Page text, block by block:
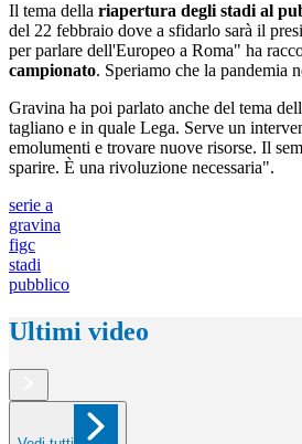
Il tema della riapertura degli stadi al
del 22 febbraio dove a sfidarlo sarà il
per parlare dell'Europeo a Roma" ha
campionato. Speriamo che la pandemia
Gravina ha poi parlato anche del tema
tagliano e in quale Lega. Serve un
emolumenti e trovare nuove risorse. Il
sparire. È una rivoluzione necessaria".
serie a
gravina
figc
stadi
pubblico
Ultimi video